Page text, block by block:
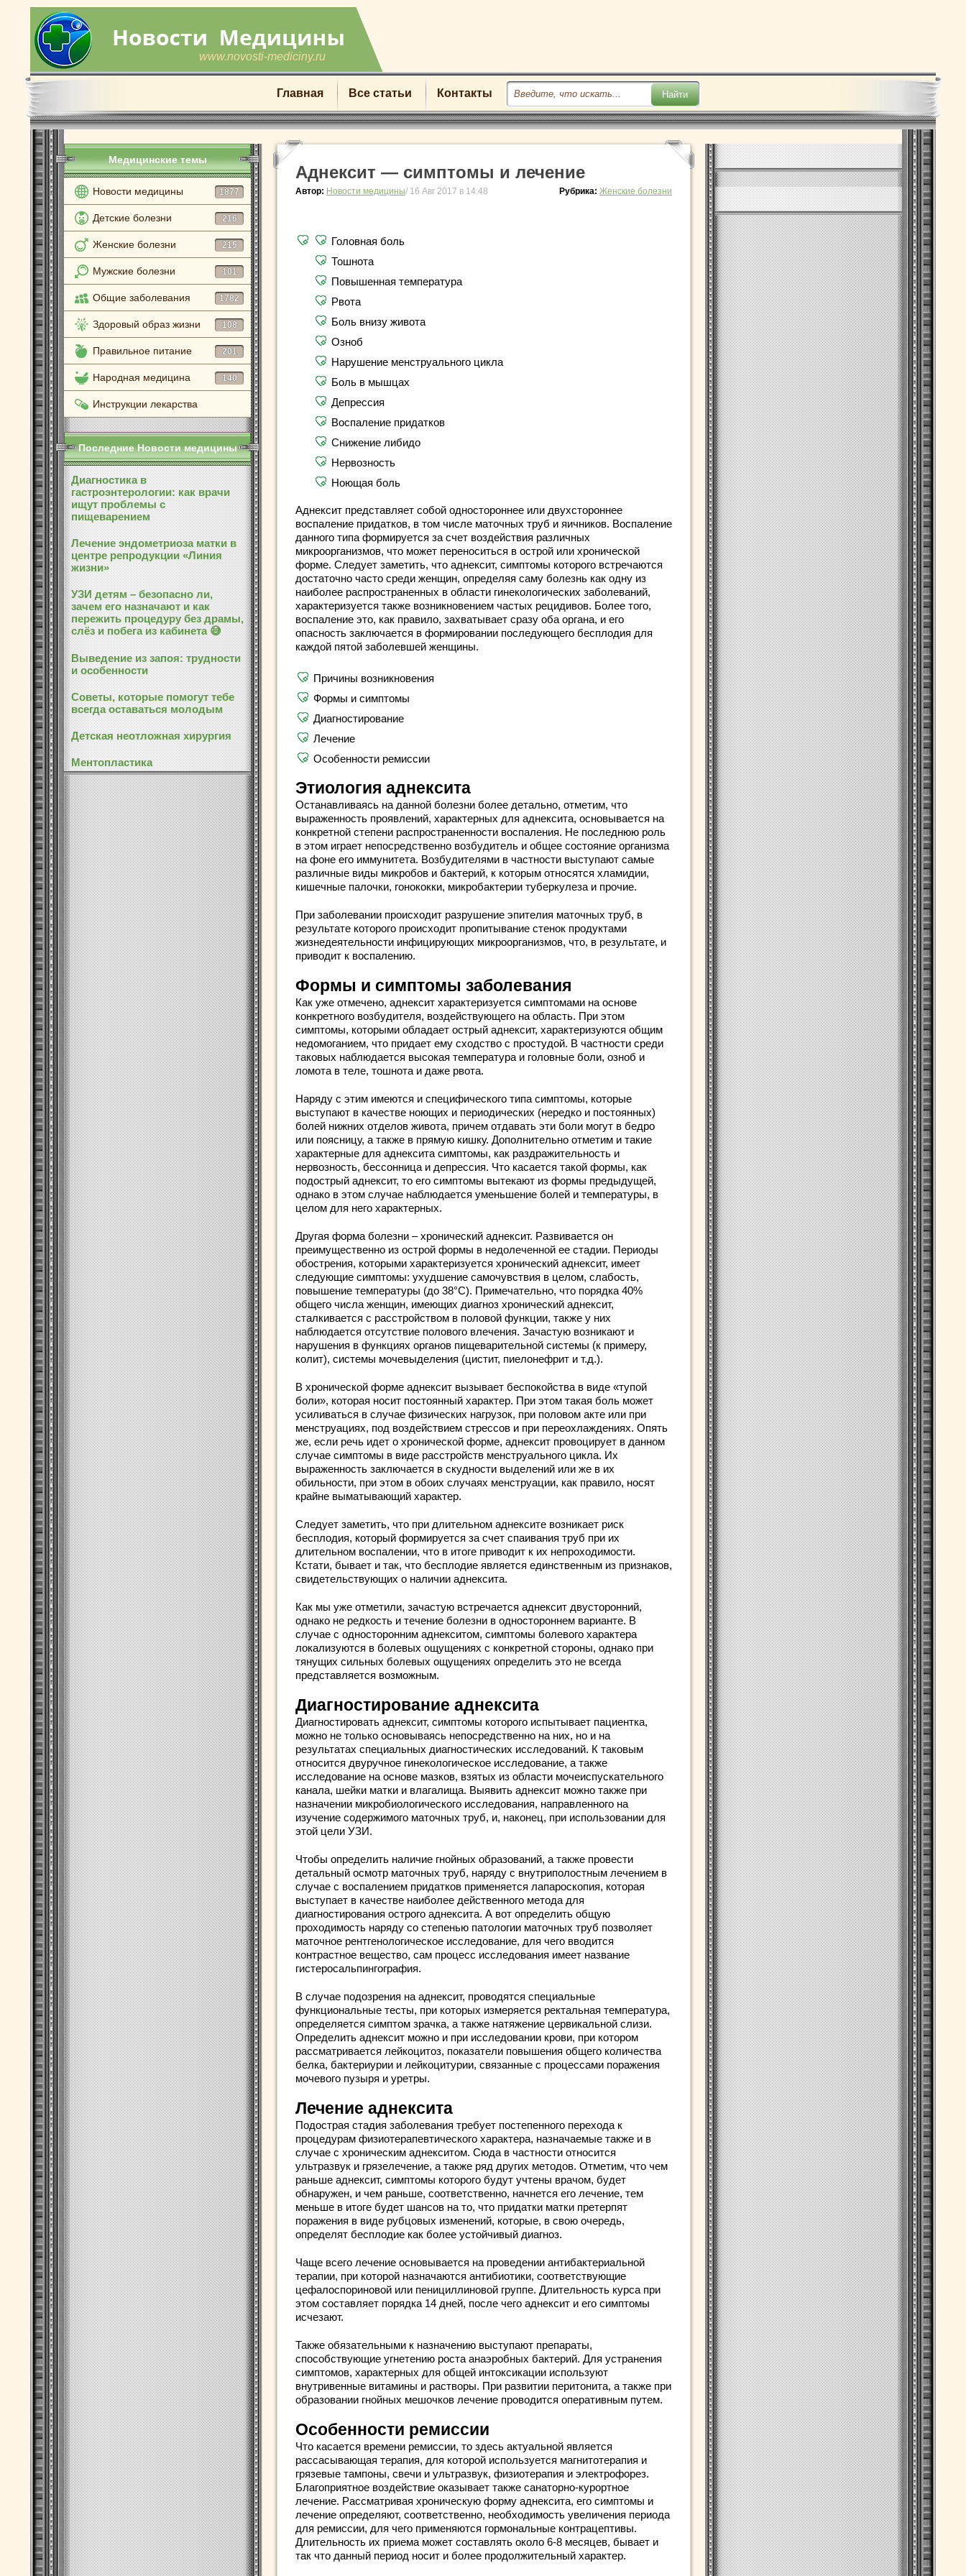
www.novosti-mediciny.ru
Главная Все статьи Контакты
Медицинские темы
Новости медицины 1877
Детские болезни 216
Женские болезни 215
Мужские болезни 101
Общие заболевания 1782
Здоровый образ жизни 108
Правильное питание 201
Народная медицина 140
Инструкции лекарства
Последние Новости медицины
Диагностика в
гастроэнтерологии: как врачи
ищут проблемы с
пищеварением
Лечение эндометриоза матки в
центре репродукции «Линия
жизни»
УЗИ детям – безопасно ли,
зачем его назначают и как
пережить процедуру без драмы,
слёз и побега из кабинета 😅
Выведение из запоя: трудности
и особенности
Советы, которые помогут тебе
всегда оставаться молодым
Детская неотложная хирургия
Ментопластика
Аднексит — симптомы и лечение
Автор: Новости медицины/ 16 Авг 2017 в 14:48 Рубрика: Женские болезни
Головная боль
Тошнота
Повышенная температура
Рвота
Боль внизу живота
Озноб
Нарушение менструального цикла
Боль в мышцах
Депрессия
Воспаление придатков
Снижение либидо
Нервозность
Ноющая боль
Аднексит представляет собой одностороннее или двухстороннее
воспаление придатков, в том числе маточных труб и яичников. Воспаление
данного типа формируется за счет воздействия различных
микроорганизмов, что может переноситься в острой или хронической
форме. Следует заметить, что аднексит, симптомы которого встречаются
достаточно часто среди женщин, определяя саму болезнь как одну из
наиболее распространенных в области гинекологических заболеваний,
характеризуется также возникновением частых рецидивов. Более того,
воспаление это, как правило, захватывает сразу оба органа, и его
опасность заключается в формировании последующего бесплодия для
каждой пятой заболевшей женщины.
Причины возникновения
Формы и симптомы
Диагностирование
Лечение
Особенности ремиссии
Этиология аднексита
Останавливаясь на данной болезни более детально, отметим, что
выраженность проявлений, характерных для аднексита, основывается на
конкретной степени распространенности воспаления. Не последнюю роль
в этом играет непосредственно возбудитель и общее состояние организма
на фоне его иммунитета. Возбудителями в частности выступают самые
различные виды микробов и бактерий, к которым относятся хламидии,
кишечные палочки, гонококки, микробактерии туберкулеза и прочие.
При заболевании происходит разрушение эпителия маточных труб, в
результате которого происходит пропитывание стенок продуктами
жизнедеятельности инфицирующих микроорганизмов, что, в результате, и
приводит к воспалению.
Формы и симптомы заболевания
Как уже отмечено, аднексит характеризуется симптомами на основе
конкретного возбудителя, воздействующего на область. При этом
симптомы, которыми обладает острый аднексит, характеризуются общим
недомоганием, что придает ему сходство с простудой. В частности среди
таковых наблюдается высокая температура и головные боли, озноб и
ломота в теле, тошнота и даже рвота.
Наряду с этим имеются и специфического типа симптомы, которые
выступают в качестве ноющих и периодических (нередко и постоянных)
болей нижних отделов живота, причем отдавать эти боли могут в бедро
или поясницу, а также в прямую кишку. Дополнительно отметим и такие
характерные для аднексита симптомы, как раздражительность и
нервозность, бессонница и депрессия. Что касается такой формы, как
подострый аднексит, то его симптомы вытекают из формы предыдущей,
однако в этом случае наблюдается уменьшение болей и температуры, в
целом для него характерных.
Другая форма болезни – хронический аднексит. Развивается он
преимущественно из острой формы в недолеченной ее стадии. Периоды
обострения, которыми характеризуется хронический аднексит, имеет
следующие симптомы: ухудшение самочувствия в целом, слабость,
повышение температуры (до 38°C). Примечательно, что порядка 40%
общего числа женщин, имеющих диагноз хронический аднексит,
сталкивается с расстройством в половой функции, также у них
наблюдается отсутствие полового влечения. Зачастую возникают и
нарушения в функциях органов пищеварительной системы (к примеру,
колит), системы мочевыделения (цистит, пиелонефрит и т.д.).
В хронической форме аднексит вызывает беспокойства в виде «тупой
боли», которая носит постоянный характер. При этом такая боль может
усиливаться в случае физических нагрузок, при половом акте или при
менструациях, под воздействием стрессов и при переохлаждениях. Опять
же, если речь идет о хронической форме, аднексит провоцирует в данном
случае симптомы в виде расстройств менструального цикла. Их
выраженность заключается в скудности выделений или же в их
обильности, при этом в обоих случаях менструации, как правило, носят
крайне выматывающий характер.
Следует заметить, что при длительном аднексите возникает риск
бесплодия, который формируется за счет спаивания труб при их
длительном воспалении, что в итоге приводит к их непроходимости.
Кстати, бывает и так, что бесплодие является единственным из признаков,
свидетельствующих о наличии аднексита.
Как мы уже отметили, зачастую встречается аднексит двусторонний,
однако не редкость и течение болезни в одностороннем варианте. В
случае с односторонним аднекситом, симптомы болевого характера
локализуются в болевых ощущениях с конкретной стороны, однако при
тянущих сильных болевых ощущениях определить это не всегда
представляется возможным.
Диагностирование аднексита
Диагностировать аднексит, симптомы которого испытывает пациентка,
можно не только основываясь непосредственно на них, но и на
результатах специальных диагностических исследований. К таковым
относится двуручное гинекологическое исследование, а также
исследование на основе мазков, взятых из области мочеиспускательного
канала, шейки матки и влагалища. Выявить аднексит можно также при
назначении микробиологического исследования, направленного на
изучение содержимого маточных труб, и, наконец, при использовании для
этой цели УЗИ.
Чтобы определить наличие гнойных образований, а также провести
детальный осмотр маточных труб, наряду с внутриполостным лечением в
случае с воспалением придатков применяется лапароскопия, которая
выступает в качестве наиболее действенного метода для
диагностирования острого аднексита. А вот определить общую
проходимость наряду со степенью патологии маточных труб позволяет
маточное рентгенологическое исследование, для чего вводится
контрастное вещество, сам процесс исследования имеет название
гистеросальпингография.
В случае подозрения на аднексит, проводятся специальные
функциональные тесты, при которых измеряется ректальная температура,
определяется симптом зрачка, а также натяжение цервикальной слизи.
Определить аднексит можно и при исследовании крови, при котором
рассматривается лейкоцитоз, показатели повышения общего количества
белка, бактериурии и лейкоцитурии, связанные с процессами поражения
мочевого пузыря и уретры.
Лечение аднексита
Подострая стадия заболевания требует постепенного перехода к
процедурам физиотерапевтического характера, назначаемые также и в
случае с хроническим аднекситом. Сюда в частности относится
ультразвук и грязелечение, а также ряд других методов. Отметим, что чем
раньше аднексит, симптомы которого будут учтены врачом, будет
обнаружен, и чем раньше, соответственно, начнется его лечение, тем
меньше в итоге будет шансов на то, что придатки матки претерпят
поражения в виде рубцовых изменений, которые, в свою очередь,
определят бесплодие как более устойчивый диагноз.
Чаще всего лечение основывается на проведении антибактериальной
терапии, при которой назначаются антибиотики, соответствующие
цефалоспориновой или пенициллиновой группе. Длительность курса при
этом составляет порядка 14 дней, после чего аднексит и его симптомы
исчезают.
Также обязательными к назначению выступают препараты,
способствующие угнетению роста анаэробных бактерий. Для устранения
симптомов, характерных для общей интоксикации используют
внутривенные витамины и растворы. При развитии перитонита, а также при
образовании гнойных мешочков лечение проводится оперативным путем.
Особенности ремиссии
Что касается времени ремиссии, то здесь актуальной является
рассасывающая терапия, для которой используется магнитотерапия и
грязевые тампоны, свечи и ультразвук, физиотерапия и электрофорез.
Благоприятное воздействие оказывает также санаторно-курортное
лечение. Рассматривая хроническую форму аднексита, его симптомы и
лечение определяют, соответственно, необходимость увеличения периода
для ремиссии, для чего применяются гормональные контрацептивы.
Длительность их приема может составлять около 6-8 месяцев, бывает и
так что данный период носит и более продолжительный характер.